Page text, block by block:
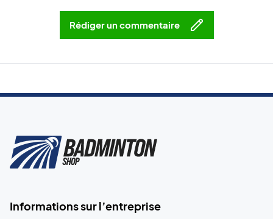
Rédiger un commentaire
Informations sur l’entreprise